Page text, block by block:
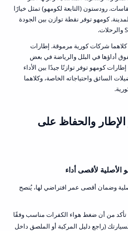
رودستون (التابعة لكومهو) تمثل خيارًا
كومهو توفر نقطة توازن بين الجودة
كلاهما شركات كورية مرموقة. إطارات
أداؤها في البلل والرياضة في بعض
كومهو توفر توازنًا جيدًا بين الأداء
السائق واحتياجاته الخاصة، وكلاهما
والحفاظ على
الأصلية لأقصى أداء
وضمان أقصى عمر افتراضي لها، يُنصح
تأكد من أن ضغط هواء الكفرات مناسب وفقًا
(راجع دليل المركبة أو الملصق داخل